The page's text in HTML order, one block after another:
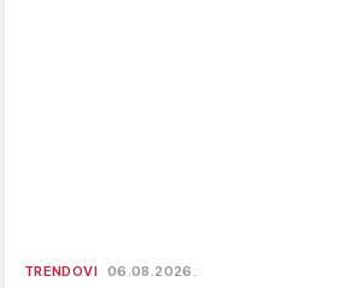
TRENDOVI 06.08.2026.